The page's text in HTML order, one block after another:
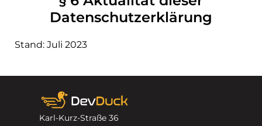
Datenschutzerklärung
Stand: Juli 2023
Karl-Kurz-Straße 36